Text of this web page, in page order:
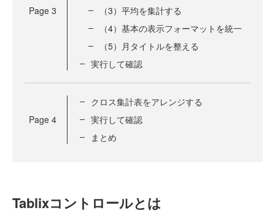
Page 3
（3）平均を集計する
（4）基本の表示フォーマットを統一
（5）月タイトルを整える
実行して確認
Page 4
クロス集計表をアレンジする
実行して確認
まとめ
Tablixコントロールとは